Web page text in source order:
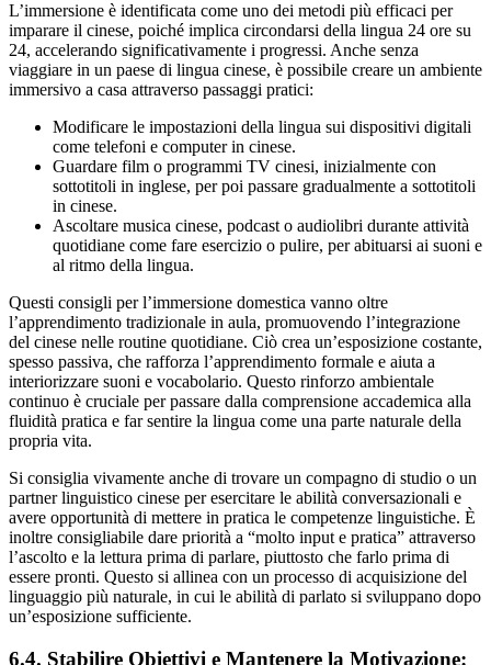
L’immersione è identificata come uno dei metodi più efficaci per
imparare il cinese, poiché implica circondarsi della lingua 24 ore su
24, accelerando significativamente i progressi. Anche senza
viaggiare in un paese di lingua cinese, è possibile creare un ambiente
immersivo a casa attraverso passaggi pratici:
Modificare le impostazioni della lingua sui dispositivi digitali
come telefoni e computer in cinese.
Guardare film o programmi TV cinesi, inizialmente con
sottotitoli in inglese, per poi passare gradualmente a sottotitoli
in cinese.
Ascoltare musica cinese, podcast o audiolibri durante attività
quotidiane come fare esercizio o pulire, per abituarsi ai suoni e
al ritmo della lingua.
Questi consigli per l’immersione domestica vanno oltre
l’apprendimento tradizionale in aula, promuovendo l’integrazione
del cinese nelle routine quotidiane. Ciò crea un’esposizione costante,
spesso passiva, che rafforza l’apprendimento formale e aiuta a
interiorizzare suoni e vocabolario. Questo rinforzo ambientale
continuo è cruciale per passare dalla comprensione accademica alla
fluidità pratica e far sentire la lingua come una parte naturale della
propria vita.
Si consiglia vivamente anche di trovare un compagno di studio o un
partner linguistico cinese per esercitare le abilità conversazionali e
avere opportunità di mettere in pratica le competenze linguistiche. È
inoltre consigliabile dare priorità a “molto input e pratica” attraverso
l’ascolto e la lettura prima di parlare, piuttosto che farlo prima di
essere pronti. Questo si allinea con un processo di acquisizione del
linguaggio più naturale, in cui le abilità di parlato si sviluppano dopo
un’esposizione sufficiente.
6.4. Stabilire Obiettivi e Mantenere la Motivazione: